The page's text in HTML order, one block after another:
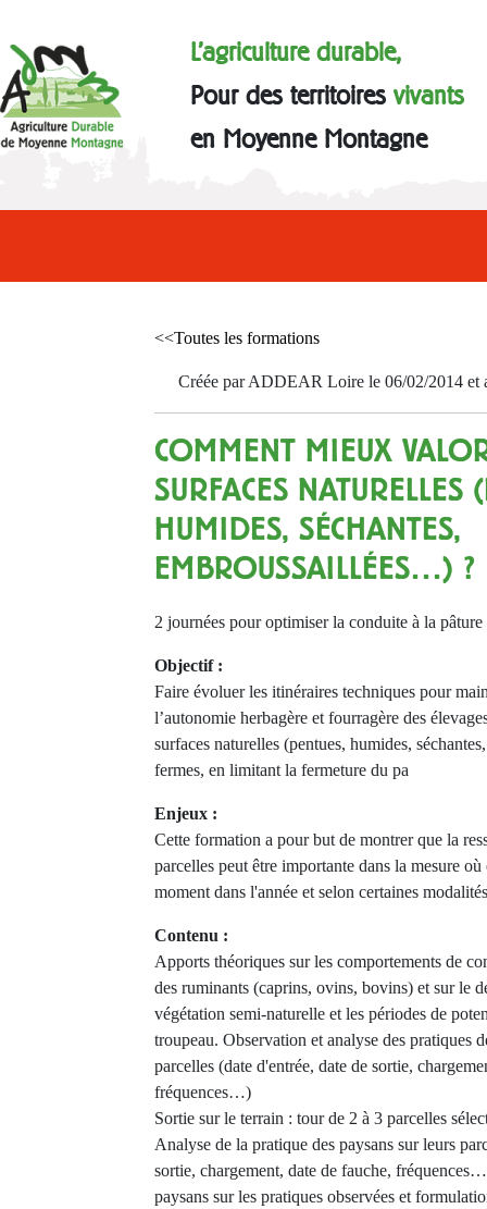
L'agriculture durable,
Pour des territoiresvivants
en Moyenne Montagne
<<Toutes les formations
Créée par ADDEAR Loire le 06/02/2014 et
COMMENT MIEUX
SURFACES NATURELLES
HUMIDES, SÉCHANTES,
EMBROUSSAILLÉES…) ?
2 journées pour optimiser la conduite à la pâture
Objectif :
Faire évoluer les itinéraires techniques pour
l’autonomie herbagère et fourragère des
surfaces naturelles (pentues, humides,
fermes, en limitant la fermeture du pa
Enjeux :
Cette formation a pour but de montrer que la
parcelles peut être importante dans la mesure
moment dans l'année et selon certaines
Contenu :
Apports théoriques sur les comportements de
des ruminants (caprins, ovins, bovins) et sur le
végétation semi-naturelle et les périodes de
troupeau. Observation et analyse des pratiques
parcelles (date d'entrée, date de sortie,
fréquences…)
Sortie sur le terrain : tour de 2 à 3 parcelles
Analyse de la pratique des paysans sur leurs
sortie, chargement, date de fauche,
paysans sur les pratiques observées et